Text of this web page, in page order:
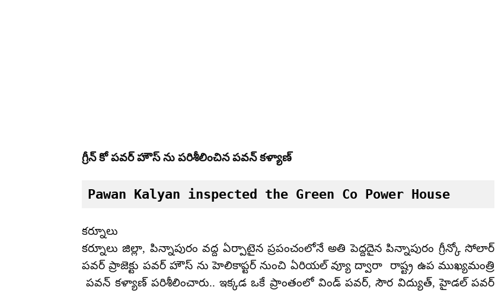
గ్రీన్ కో పవర్ హౌస్ ను పరిశీలించిన పవన్ కళ్యాణ్
Pawan Kalyan inspected the Green Co Power House
కర్నూలు
కర్నూలు జిల్లా, పిన్నాపురం వద్ద ఏర్పాటైన ప్రపంచంలోనే అతి పెద్దదైన పిన్నాపురం గ్రీన్కో సోలార్
పవర్ ప్రాజెక్టు పవర్ హౌస్ ను హెలికాప్టర్ నుంచి ఏరియల్ వ్యూ ద్వారా రాష్ట్ర ఉప ముఖ్యమంత్రి
పవన్ కళ్యాణ్ పరిశీలించారు.. ఇక్కడ ఒకే ప్రాంతంలో విండ్ పవర్, సౌర విద్యుత్, హైడల్ పవర్